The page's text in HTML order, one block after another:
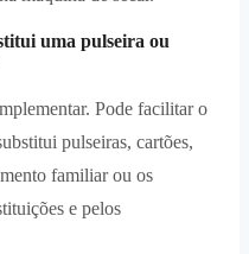
uma pulseira ou
Pode facilitar o
pulseiras, cartões,
familiar ou os
e pelos